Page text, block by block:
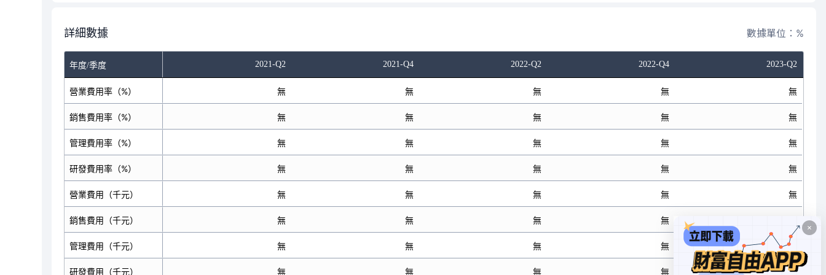
詳細數據 數據單位：%
年度/季度 2021-Q2 2021-Q4 2022-Q2 2022-Q4 2023-Q2
營業費用率（%）
銷售費用率（%）
管理費用率（%）
研發費用率（%）
營業費用（千元）
銷售費用（千元）
管理費用（千元）
研發費用（千元）
無 無 無 無 無
無 無 無 無 無
無 無 無 無 無
無 無 無 無 無
無 無 無 無 無
無 無 無 無
無 無 無 無 無
無 無 無 無 無